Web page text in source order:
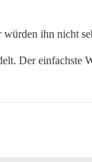
ihn nicht
Der einfachste